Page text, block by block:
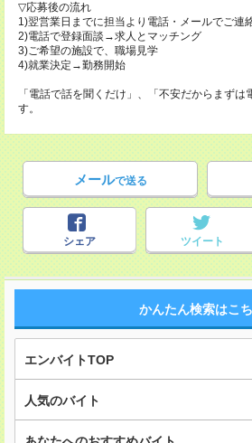
▽応募後の流れ
1)翌営業日までに担当より電話・メールでご連
2)電話で登録面談→求人とマッチング
3)ご希望の施設で、職場見学
4)就業決定→勤務開始
「電話で話を聞くだけ」、「不安だからまず
す。
メールで送る
シェア ツイート
かんたん検索はこ
エンバイトTOP
人気のバイト